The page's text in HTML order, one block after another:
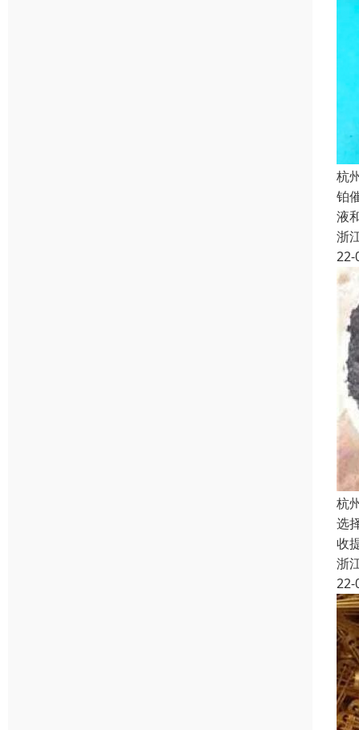
杭
铂
液
浙
22-
杭
选
收
浙
22-